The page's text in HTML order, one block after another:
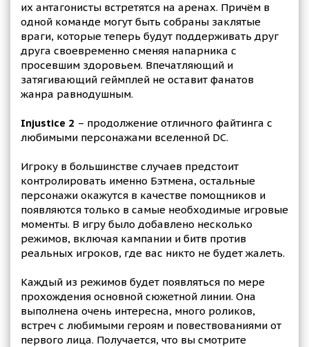
их антагонисты встретятся на аренах. Причём в
одной команде могут быть собраны заклятые
враги, которые теперь будут поддерживать друг
друга своевременно сменяя напарника с
просевшим здоровьем. Впечатляющий и
затягивающий геймплей не оставит фанатов
жанра равнодушным.
Injustice 2 – продолжение отличного файтинга с
любимыми персонажами вселенной DC.
Игроку в большинстве случаев предстоит
контролировать именно Бэтмена, остальные
персонажи окажутся в качестве помощников и
появляются только в самые необходимые игровые
моменты. В игру было добавлено несколько
режимов, включая кампании и битв против
реальных игроков, где вас никто не будет жалеть.
Каждый из режимов будет появляться по мере
прохождения основной сюжетной линии. Она
выполнена очень интересна, много роликов,
встреч с любимыми героям и повествованиями от
первого лица. Получается, что вы смотрите